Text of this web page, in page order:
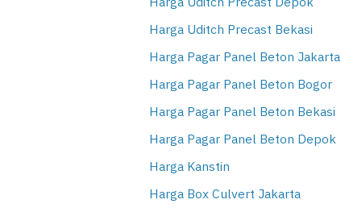
Harga Uditch Precast Bekasi
Harga Pagar Panel Beton Jakarta
Harga Pagar Panel Beton Bogor
Harga Pagar Panel Beton Bekasi
Harga Pagar Panel Beton Depok
Harga Kanstin
Harga Box Culvert Jakarta